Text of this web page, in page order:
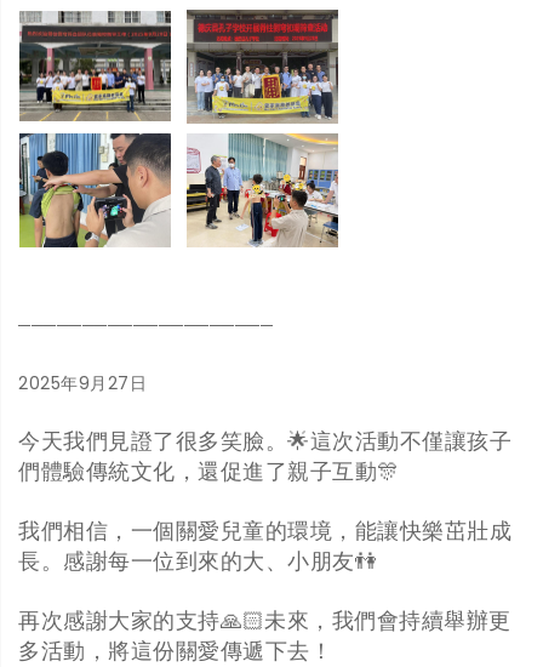
────────────────────
2025年9月27日
今天我們見證了很多笑臉。🌟這次活動不僅讓孩子
們體驗傳統文化，還促進了親子互動🎊
我們相信，一個關愛兒童的環境，能讓快樂茁壯成
長。感謝每一位到來的大、小朋友👫
再次感謝大家的支持🙏🏻未來，我們會持續舉辦更
多活動，將這份關愛傳遞下去！